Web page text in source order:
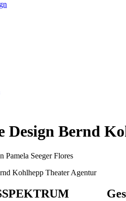
Design Bernd
Pamela Seeger Flores